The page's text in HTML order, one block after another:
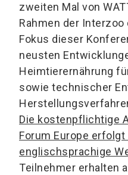
zweiten Mal von
Rahmen der
Fokus dieser
neusten
Heimtierernährung
sowie technischer
Die kostenpflichtige
Forum Europe erfolgt
englischsprachige
Teilnehmer erhalten